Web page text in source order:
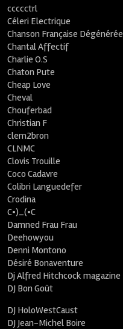
ccccctrl
Céleri Electrique
Chanson Française Dégénérée
Chantal Affectif
Charlie O.S
Chaton Pute
Cheap Love
Cheval
Chouferbad
Christian F
clem2bron
CLNMC
Clovis Trouille
Coco Cadavre
Colibri Languedefer
Crodina
C•)_(•C
Damned Frau Frau
Deehowyou
Denni Montono
Désiré Bonaventure
Dj Alfred Hitchcock magazine
DJ Bon Goût
DJ HoloWestCaust
DJ Jean-Michel Boire